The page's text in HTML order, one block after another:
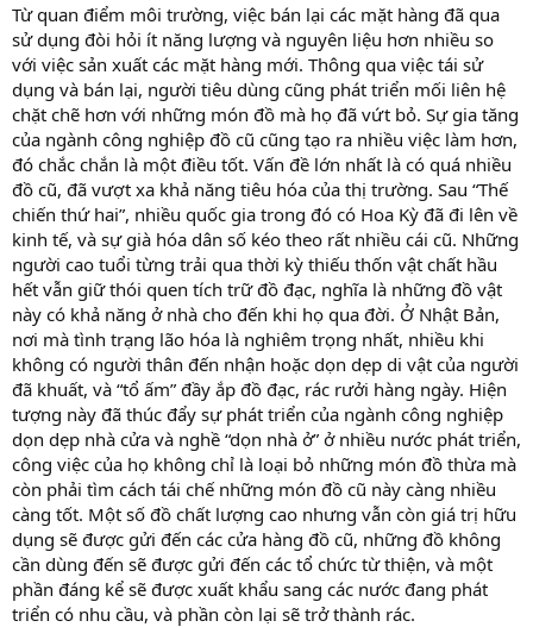
Từ quan điểm môi trường, việc bán lại các mặt hàng đã qua
sử dụng đòi hỏi ít năng lượng và nguyên liệu hơn nhiều so
với việc sản xuất các mặt hàng mới. Thông qua việc tái sử
dụng và bán lại, người tiêu dùng cũng phát triển mối liên hệ
chặt chẽ hơn với những món đồ mà họ đã vứt bỏ. Sự gia tăng
của ngành công nghiệp đồ cũ cũng tạo ra nhiều việc làm hơn,
đó chắc chắn là một điều tốt. Vấn đề lớn nhất là có quá nhiều
đồ cũ, đã vượt xa khả năng tiêu hóa của thị trường. Sau “Thế
chiến thứ hai”, nhiều quốc gia trong đó có Hoa Kỳ đã đi lên về
kinh tế, và sự già hóa dân số kéo theo rất nhiều cái cũ. Những
người cao tuổi từng trải qua thời kỳ thiếu thốn vật chất hầu
hết vẫn giữ thói quen tích trữ đồ đạc, nghĩa là những đồ vật
này có khả năng ở nhà cho đến khi họ qua đời. Ở Nhật Bản,
nơi mà tình trạng lão hóa là nghiêm trọng nhất, nhiều khi
không có người thân đến nhận hoặc dọn dẹp di vật của người
đã khuất, và “tổ ấm” đầy ắp đồ đạc, rác rưởi hàng ngày. Hiện
tượng này đã thúc đẩy sự phát triển của ngành công nghiệp
dọn dẹp nhà cửa và nghề “dọn nhà ở” ở nhiều nước phát triển,
công việc của họ không chỉ là loại bỏ những món đồ thừa mà
còn phải tìm cách tái chế những món đồ cũ này càng nhiều
càng tốt. Một số đồ chất lượng cao nhưng vẫn còn giá trị hữu
dụng sẽ được gửi đến các cửa hàng đồ cũ, những đồ không
cần dùng đến sẽ được gửi đến các tổ chức từ thiện, và một
phần đáng kể sẽ được xuất khẩu sang các nước đang phát
triển có nhu cầu, và phần còn lại sẽ trở thành rác.